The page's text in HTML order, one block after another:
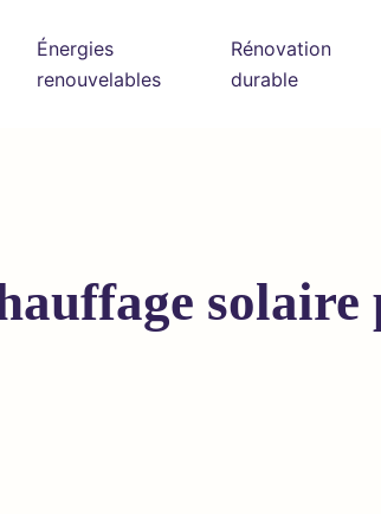
Énergies
renouvelables
Rénovation
durable